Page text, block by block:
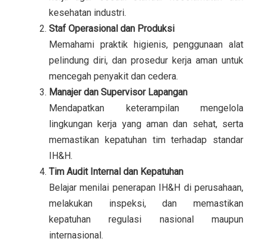
kesehatan industri.
Staf Operasional dan Produksi
Memahami praktik higienis, penggunaan alat
pelindung diri, dan prosedur kerja aman untuk
mencegah penyakit dan cedera.
Manajer dan Supervisor Lapangan
Mendapatkan keterampilan mengelola
lingkungan kerja yang aman dan sehat, serta
memastikan kepatuhan tim terhadap standar
IH&H.
Tim Audit Internal dan Kepatuhan
Belajar menilai penerapan IH&H di perusahaan,
melakukan inspeksi, dan memastikan
kepatuhan regulasi nasional maupun
internasional.